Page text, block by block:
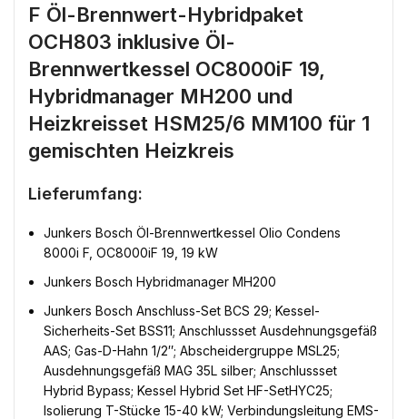
F Öl-Brennwert-Hybridpaket
OCH803 inklusive Öl-
Brennwertkessel OC8000iF 19,
Hybridmanager MH200 und
Heizkreisset HSM25/6 MM100 für 1
gemischten Heizkreis
Lieferumfang:
Junkers Bosch Öl-Brennwertkessel Olio Condens
8000i F, OC8000iF 19, 19 kW
Junkers Bosch Hybridmanager MH200
Junkers Bosch Anschluss-Set BCS 29; Kessel-
Sicherheits-Set BSS11; Anschlussset Ausdehnungsgefäß
AAS; Gas-D-Hahn 1/2″; Abscheidergruppe MSL25;
Ausdehnungsgefäß MAG 35L silber; Anschlussset
Hybrid Bypass; Kessel Hybrid Set HF-SetHYC25;
Isolierung T-Stücke 15-40 kW; Verbindungsleitung EMS-